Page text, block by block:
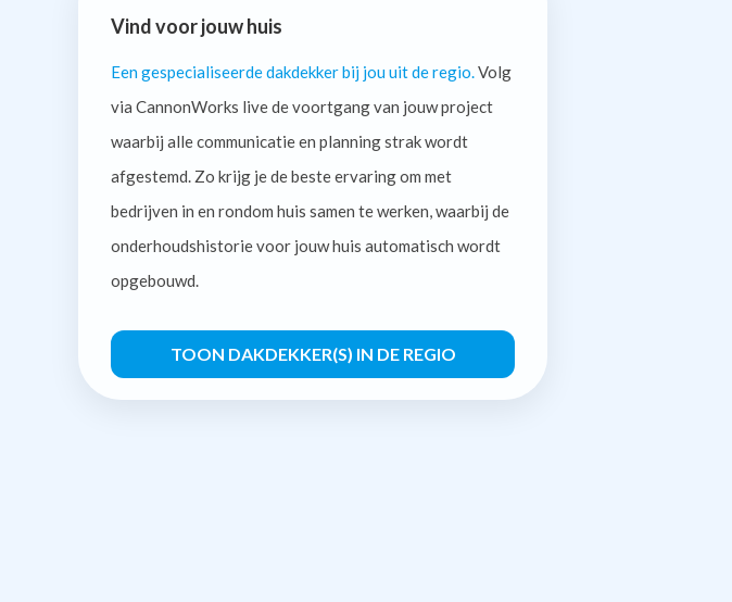
Vind voor jouw huis
Een gespecialiseerde dakdekker bij jou uit de regio. Volg
via CannonWorks live de voortgang van jouw project
waarbij alle communicatie en planning strak wordt
afgestemd. Zo krijg je de beste ervaring om met
bedrijven in en rondom huis samen te werken, waarbij de
onderhoudshistorie voor jouw huis automatisch wordt
opgebouwd.
TOON DAKDEKKER(S) IN DE REGIO